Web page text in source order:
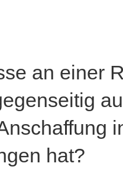
an einer
hat?